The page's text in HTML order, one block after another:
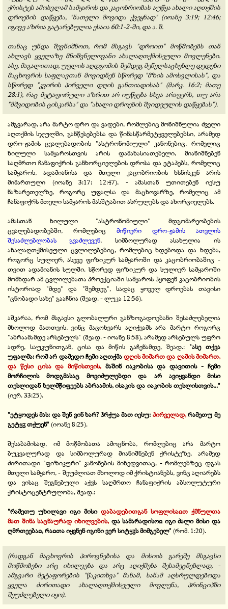
ქრისტეს ამოსვლამ სამყაროს და კაცობრიობას აუწყა ახალი აღთქმის
დროების დაწყება, "ნათელი მოვიდა ქვეყნად" (იოანე 3:19; 12:46;
იგივე აზრია გატარებულია ესაია 60:1-2-ში, და ა. შ.
თანაც უნდა შევნიშნოთ, რომ მსგავს "დროით" მოწმობებს თან
ახლავს ყველაზე მნიშვნელოვანი ახალაღთქმისეული მოვლენები.
ასე, მაგალითად, უფლის აღდგომის შემდეგ მენელსაცხებლე დედები
მაცხოვრის საფლავთან მოვიდნენ სწორედ "მზის ამოსვლისას", და
სწორედ "კვირის პირველი დღის განთიადისას" (მარკ. 16:2; მათე
28:1), რაც მეტაფორული აზრით არ იუწყება სხვა არაფერს, თუ არა
"მშვიდობის ცისკარსა" და "ახალი დროების შვიდეულის დაწყებას").
ამგვარად, არა მარტო დრო და ვადები, რომლებიც მონიშნულია ძველი
აღთქმის სჯულში, განწესებებსა და წინასწარმეტყველებებსი, არამედ
დრო-ჟამის ცვალებადობის "ასტრონომიული" კანონებიც, რომელიც
ხილული სამყაროსთვის არის დამახასიათებელი, მიანიშნებენ
საღმრთო ჩანაფიქრის განხორციელების დროსა და ეტაპებს, რომელიც
სამყაროს, ადამიანისა და მთელი კაცობრიობის ხსნისკენ არის
მიმართული (იოანე 3:17; 12:47), - ამასთან უთითებენ იესუ
ნაზარეთელზე, როგორც უფალსა და მაცხოვარზე, რომელიც ამ
ჩანაფიქრს მთელი სამყაროს მასშტაბით ასრულებს და ახორციელებს.
ამასთან ხილული "ასტრონომიული" მდგომარეობების
ცვალებადობებში, რომლებიც მიწიერი დრო-ჟამის ათვლის
შესაძლებლობას გვაძლევენ, სიმბოლურად ასახულია ის
ახალაღთქმისეული ცვლილებებიც, რომლებიც ხდებოდა და ხდება,
როგორც სულიერ, ასევე ფიზიკურ სამყაროში და კაცობრიობაშიც -
თვით ადამიანის სულში. სწორედ ფიზიკურ და სულიერ სამყაროში
მომხდარ ამ ცვლილებათა პროექციაში სამყაროს ჰყოფენ კაცობრიობის
ისტორიად "მდე" და "შემდეგ", სადაც ყოველ დროებას თავისი
"ცნობადი სახე" გააჩნია (შეად. - ლუკა 12:56).
აშკარაა, რომ მსგავსი გლობალური განზოგადოებანი შესაძლებელია
მხოლოდ მათთვის, ვინც მაცოხვარს აღიქვამს არა მარტო როგორც
"აბრაამამდე არსებულს" (შეად. - იოანე 8:58), არამედ არსებულს უფრო
ადრე, საუკუნითგან, ცისა და მიწის გაჩენამდე, შეად.: "ასე თქვა
უფალმა: რომ არ დამედო ჩემი აღთქმადღის მიმართ და ღამის მიმართ,
და წესი ცისა და მიწისთვის, მაშინ იაკობისა და დავითის - ჩემი
მორჩილის მოდგმასაც მოვიძულებდი და არ ავიყვანდი მისი
თესლიდან ხელმწიფეებს აბრაამის, ისაკის და იაკობის თესლისთვის..."
(იერ. 33:25).
"ეტყოდეს მას: და შენ ვინ ხარ? ჰრქუა მათ იესუ: პირველად,რამეთუ მე
გეტყჳ თქუენ" (იოანე 8:25).
შესაბამისად, იმ მოწმობათა ამოცნობა, რომლებიც არა მარტო
ბუკვალურად და სიმბოლურად მიანიშნებენ ქრისტეზე, არამედ
ძირითადი "ფიზიკური" კანონების მიხედვითაც, - რომლებზეც დგას
მთელი სამყარო, - შეუძლიათ მხოლოდ იმ ქრისტიანებს, ვინც აღიარებს
და ვისაც შეგნებული აქვს საღმრთო ჩანაფიქრის აბსოლუტური
ქრისტოცენტრულობა, შეად.:
"რამეთუ უხილავი იგი მისი დაბადებითგან სოფლისაჲთ ქმნულთა
მათ შინა საცნაურად იხილვების, და სამარადისოჲ იგი ძალი მისი და
ღმრთეებაჲ, რაჲთა იყვნენ იგინი ვერ სიტყჳს მიმგებელ" (რომ. 1:20).
(რადგან მაცხოვრის პიროვნებისა და მისიის გარეშე მსგავსი
მოწმობები არც იხილვება და არც აღიქმება შესამეცნებლად, -
ამგვარი მეტაფორების "წაკითხვა" მანამ, სანამ აღსრულდებოდა
ყველა ძირითადი ახალაღთქმისეული მოვლენა, პრინციპში
შეუძლებელი იყო).